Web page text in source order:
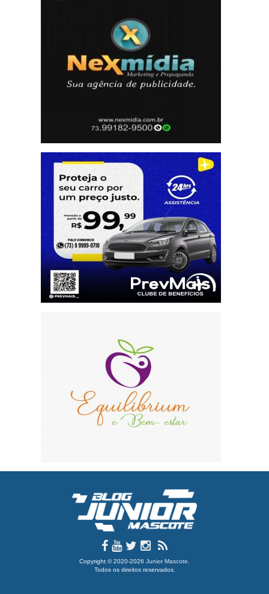
Copyright © 2020-2026 Junior Mascote
Todos os direitos reservados.